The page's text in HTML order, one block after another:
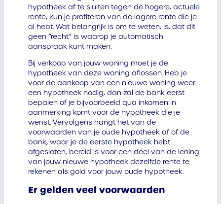
hypotheek af te sluiten tegen de hogere, actuele
rente, kun je profiteren van de lagere rente die je
al hebt. Wat belangrijk is om te weten, is, dat dit
geen “recht” is waarop je automatisch
aanspraak kunt maken.
Bij verkoop van jouw woning moet je de
hypotheek van deze woning aflossen. Heb je
voor de aankoop van een nieuwe woning weer
een hypotheek nodig, dan zal de bank eerst
bepalen of je bijvoorbeeld qua inkomen in
aanmerking komt voor de hypotheek die je
wenst. Vervolgens hangt het van de
voorwaarden van je oude hypotheek af of de
bank, waar je de eerste hypotheek hebt
afgesloten, bereid is voor een deel van de lening
van jouw nieuwe hypotheek dezelfde rente te
rekenen als gold voor jouw oude hypotheek.
Er gelden veel voorwaarden